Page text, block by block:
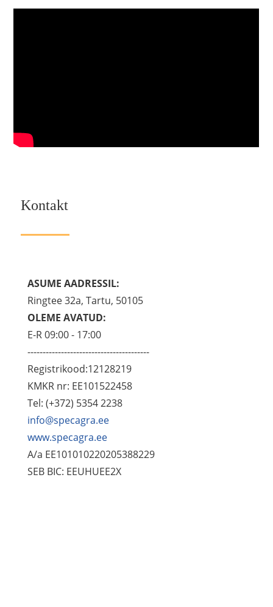
Kontakt
ASUME AADRESSIL:
Ringtee 32a, Tartu, 50105
OLEME AVATUD:
E-R 09:00 - 17:00
----------------------------------------
Registrikood:12128219
KMKR nr: EE101522458
Tel: (+372) 5354 2238
info@specagra.ee
www.specagra.ee
A/a EE101010220205388229
SEB BIC: EEUHUEE2X